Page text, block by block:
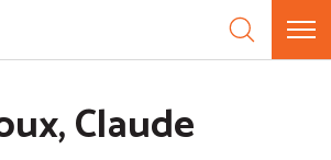
Claude
cookies